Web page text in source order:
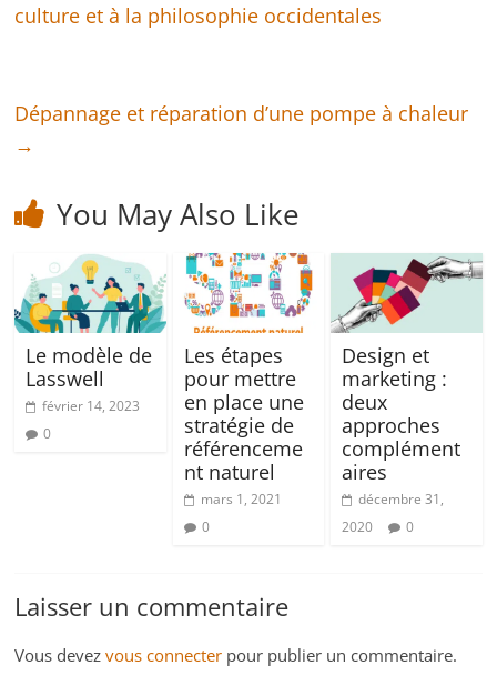
culture et à la philosophie occidentales
Dépannage et réparation d’une pompe à chaleur
→
You May Also Like
Le modèle de
Lasswell
février 14, 2023
0
Les étapes
pour mettre
en place une
stratégie de
référenceme
nt naturel
mars 1, 2021
0
Design et
marketing :
deux
approches
complément
aires
décembre 31,
2020
0
Laisser un commentaire
Vous devezvous connecter pour publier un commentaire.